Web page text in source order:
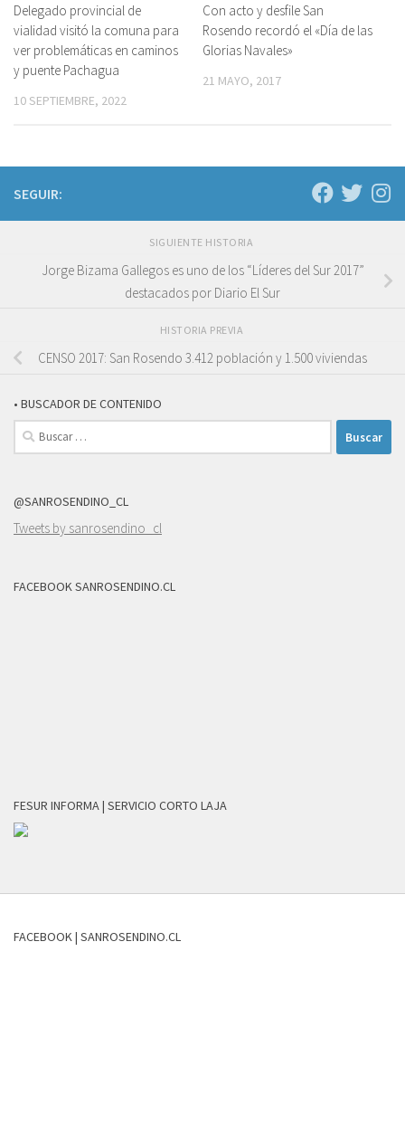
Delegado provincial de
vialidad visitó la comuna para
ver problemáticas en caminos
y puente Pachagua
10 SEPTIEMBRE, 2022
Con acto y desfile San
Rosendo recordó el «Día de las
Glorias Navales»
21 MAYO, 2017
SEGUIR:
SIGUIENTE HISTORIA
Jorge Bizama Gallegos es uno de los “Líderes del Sur 2017”
destacados por Diario El Sur
HISTORIA PREVIA
CENSO 2017: San Rosendo 3.412 población y 1.500 viviendas
• BUSCADOR DE CONTENIDO
Buscar:
@SANROSENDINO_CL
Tweets by sanrosendino_cl
FACEBOOK SANROSENDINO.CL
FESUR INFORMA | SERVICIO CORTO LAJA
FACEBOOK | SANROSENDINO.CL